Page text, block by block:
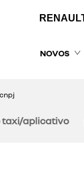
NOVOS
cnpj
taxi/aplicativo